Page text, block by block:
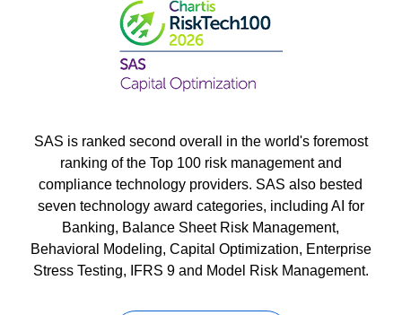
SAS is ranked second overall in the world's foremost
ranking of the Top 100 risk management and
compliance technology providers. SAS also bested
seven technology award categories, including AI for
Banking, Balance Sheet Risk Management,
Behavioral Modeling, Capital Optimization, Enterprise
Stress Testing, IFRS 9 and Model Risk Management.